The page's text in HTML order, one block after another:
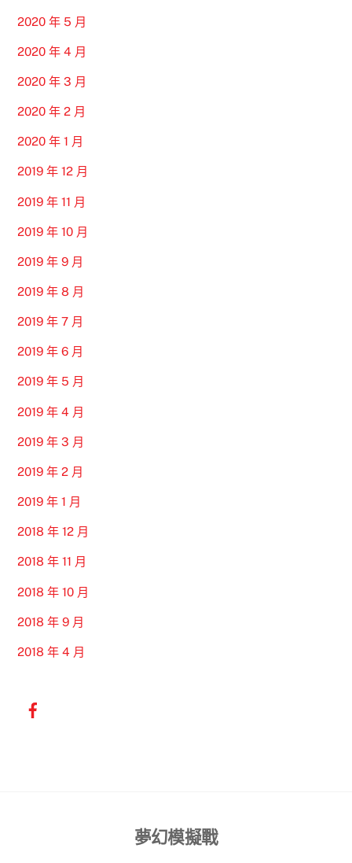
2020 年 5 月
2020 年 4 月
2020 年 3 月
2020 年 2 月
2020 年 1 月
2019 年 12 月
2019 年 11 月
2019 年 10 月
2019 年 9 月
2019 年 8 月
2019 年 7 月
2019 年 6 月
2019 年 5 月
2019 年 4 月
2019 年 3 月
2019 年 2 月
2019 年 1 月
2018 年 12 月
2018 年 11 月
2018 年 10 月
2018 年 9 月
2018 年 4 月
Back
夢幻模擬戰